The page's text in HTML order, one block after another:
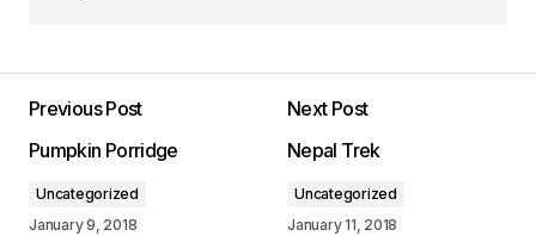
Previous Post
Pumpkin Porridge
Uncategorized
January 9, 2018
Next Post
Nepal Trek
Uncategorized
January 11, 2018